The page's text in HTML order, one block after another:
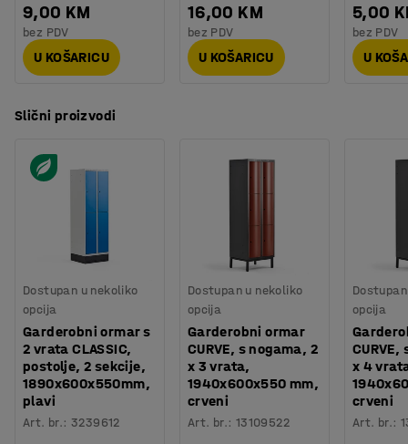
9,00 KM
bez PDV
U KOŠARICU
16,00 KM
bez PDV
U KOŠARICU
5,00
bez PDV
U
Slični proizvodi
Dostupan u nekoliko
opcija
Garderobni ormar s
2 vrata CLASSIC,
postolje, 2 sekcije,
1890x600x550mm,
plavi
Art. br.:3239612
Dostupan u nekoliko
opcija
Garderobni ormar
CURVE, s nogama, 2
x 3 vrata,
1940x600x550 mm,
crveni
Art. br.: 13109522
opcija
CURVE,
x 4
crveni
Art. br.: